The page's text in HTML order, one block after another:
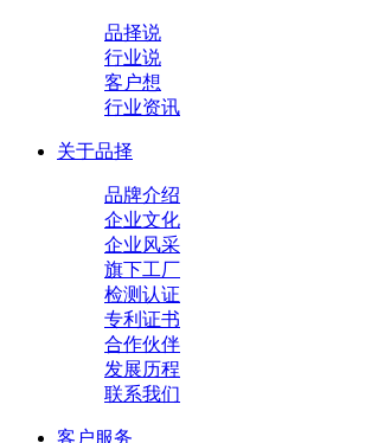
品择说
行业说
客户想
行业资讯
关于品择
品牌介绍
企业文化
企业风采
旗下工厂
检测认证
专利证书
合作伙伴
发展历程
联系我们
客户服务